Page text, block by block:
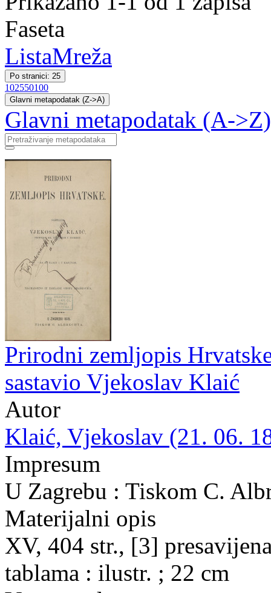
Faseta
ListaMreža
Po stranici: 25
102550100
Glavni metapodatak (Z->A)
Glavni metapodatak (A->Z)
Prirodni zemljopis
sastavio Vjekoslav Klaić
Autor
Klaić, Vjekoslav (21. 06.
Impresum
U Zagrebu : Tiskom C.
Materijalni opis
XV, 404 str., [3]
tablama : ilustr. ; 22 cm